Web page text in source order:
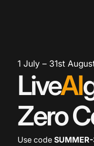
1 July – 31st
LiveAI
Zero
Use code